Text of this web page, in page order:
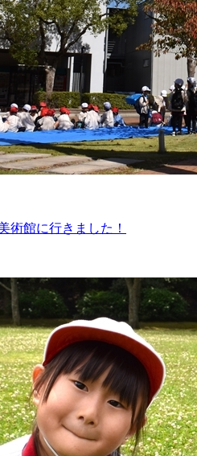
術館に行きました！